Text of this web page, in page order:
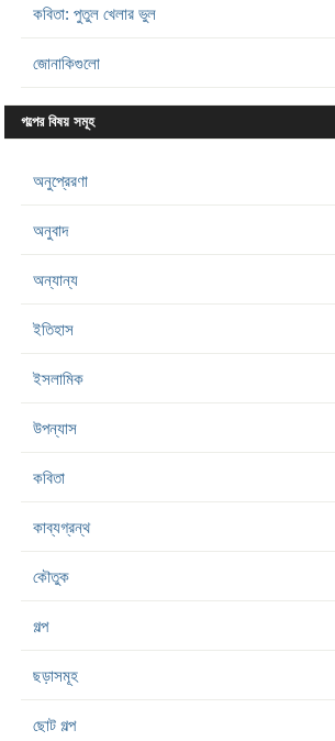
কবিতা: পুতুল খেলার ভুল
জোনাকিগুলো
গল্পের বিষয় সমূহ
অনুপ্রেরণা
অনুবাদ
অন্যান্য
ইতিহাস
ইসলামিক
উপন্যাস
কবিতা
কাব্যগ্রন্থ
কৌতুক
গল্প
ছড়াসমূহ
ছোট গল্প